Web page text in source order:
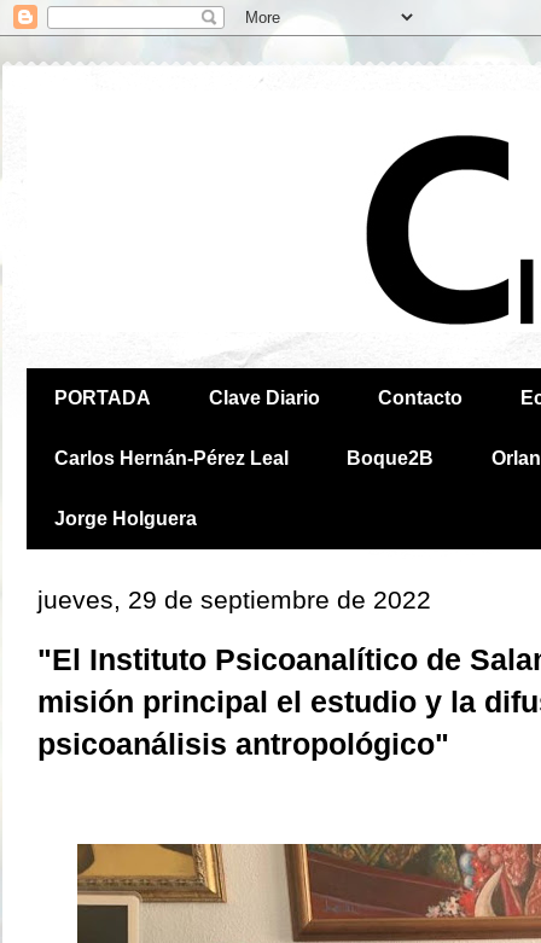
PORTADA Clave Diario Contacto
Carlos Hernán-Pérez Leal Boque2B
Jorge Holguera
jueves, 29 de septiembre de 2022
"El Instituto Psicoanalítico de
misión principal el estudio y la
psicoanálisis antropológico"